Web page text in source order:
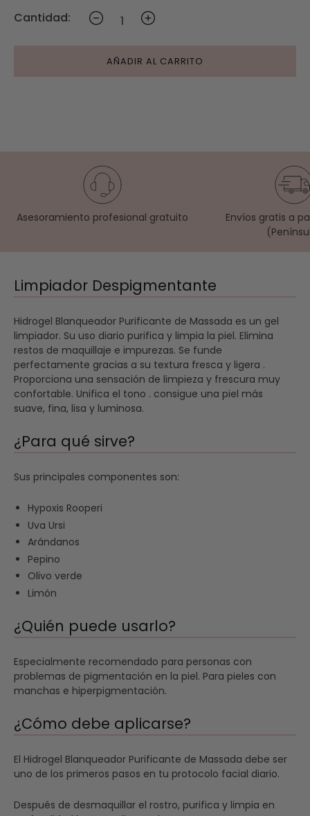
Cantidad:
AÑADIR AL CARRITO
Asesoramiento profesional gratuito
Envíos gratis a
Limpiador Despigmentante
Hidrogel Blanqueador Purificante de Massada es un gel
limpiador. Su uso diario purifica y limpia la piel. Elimina
restos de maquillaje e impurezas. Se funde
perfectamente gracias a su textura fresca y ligera .
Proporciona una sensación de limpieza y frescura muy
confortable. Unifica el tono . consigue una piel más
suave, fina, lisa y luminosa.
¿Para qué sirve?
Sus principales componentes son:
Hypoxis Rooperi
Uva Ursi
Arándanos
Pepino
Olivo verde
Limón
¿Quién puede usarlo?
Especialmente recomendado para personas con
problemas de pigmentación en la piel. Para pieles con
manchas e hiperpigmentación.
¿Cómo debe aplicarse?
El Hidrogel Blanqueador Purificante de Massada debe ser
uno de los primeros pasos en tu protocolo facial diario.
Después de desmaquillar el rostro, purifica y limpia en